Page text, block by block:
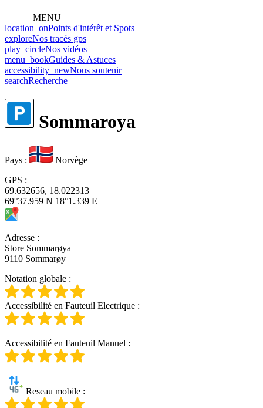
MENU
location_onPoints d'intérêt et Spots
exploreNos tracés gps
play_circleNos vidéos
menu_bookGuides & Astuces
accessibility_newNous soutenir
searchRecherche
Sommaroya
Pays :
Norvège
GPS :
69.632656, 18.022313
69°37.959 N 18°1.339 E
Adresse :
Store Sommarøya
9110 Sommarøy
Notation globale :
Accessibilité en Fauteuil Electrique :
Accessibilité en Fauteuil Manuel :
Reseau mobile :